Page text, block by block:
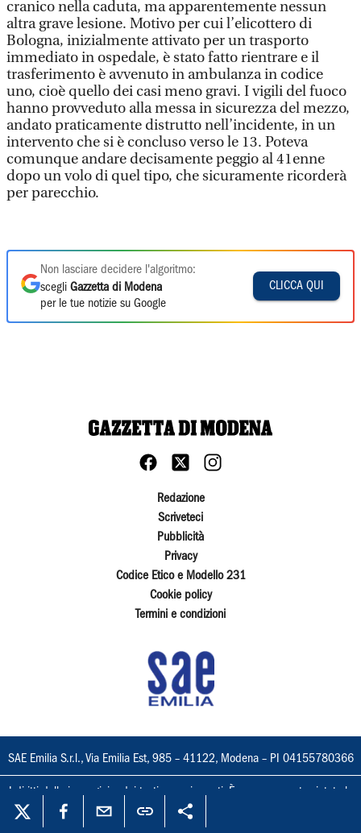
cranico nella caduta, ma apparentemente nessun
altra grave lesione. Motivo per cui l’elicottero di
Bologna, inizialmente attivato per un trasporto
immediato in ospedale, è stato fatto rientrare e il
trasferimento è avvenuto in ambulanza in codice
uno, cioè quello dei casi meno gravi. I vigili del fuoco
hanno provveduto alla messa in sicurezza del mezzo,
andato praticamente distrutto nell’incidente, in un
intervento che si è concluso verso le 13. Poteva
comunque andare decisamente peggio al 41enne
dopo un volo di quel tipo, che sicuramente ricorderà
per parecchio.
Non lasciare decidere l'algoritmo:
scegli Gazzetta di Modena
per le tue notizie su Google
CLICCA QUI
Redazione
Scriveteci
Pubblicità
Privacy
Codice Etico e Modello 231
Cookie policy
Termini e condizioni
SAE Emilia S.r.l., Via Emilia Est, 985 – 41122, Modena – PI 04155780366
I diritti delle immagini e dei testi sono riservati. È espressamente vietata la
loro riproduzione con qualsiasi mezzo e l'adattamento totale o parziale.